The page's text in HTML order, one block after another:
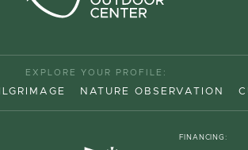
EXPLORE YOUR PROFILE:
NATURE OBSERVATION
FINANCING: